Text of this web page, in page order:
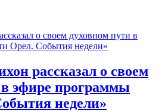
рассказал о своем
эфире программы
недели»